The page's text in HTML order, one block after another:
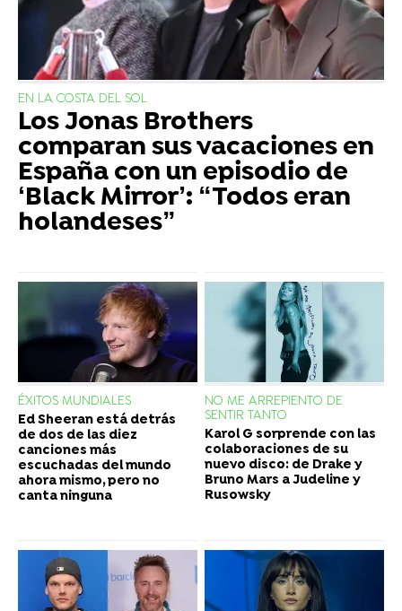
EN LA COSTA DEL SOL
Los Jonas Brothers
comparan sus vacaciones en
España con un episodio de
‘Black Mirror’: “Todos eran
holandeses”
ÉXITOS MUNDIALES
Ed Sheeran está detrás
de dos de las diez
canciones más
escuchadas del mundo
ahora mismo, pero no
canta ninguna
NO ME ARREPIENTO DE
SENTIR TANTO
Karol G sorprende con las
colaboraciones de su
nuevo disco: de Drake y
Bruno Mars a Judeline y
Rusowsky